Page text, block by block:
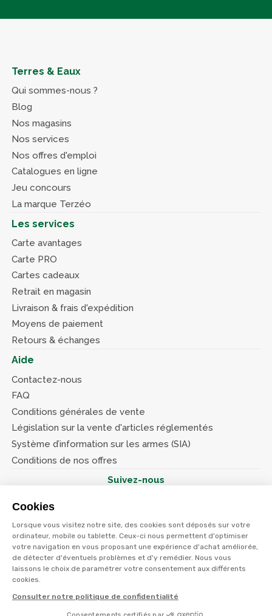
Cookies
Lorsque vous visitez notre site, des cookies sont déposés sur votre
ordinateur, mobile ou tablette. Ceux-ci nous permettent d'optimiser
votre navigation en vous proposant une expérience d'achat améliorée,
de détecter d'éventuels problèmes et d'y remédier. Nous vous
laissons le choix de paramétrer votre consentement aux différents
cookies.
Consulter notre politique de confidentialité
Terres & Eaux
Qui sommes-nous ?
Blog
Nos magasins
Nos services
Nos offres d'emploi
Catalogues en ligne
Jeu concours
La marque Terzéo
Les services
Carte avantages
Carte PRO
Cartes cadeaux
Retrait en magasin
Livraison & frais d'expédition
Moyens de paiement
Retours & échanges
Aide
Contactez-nous
FAQ
Conditions générales de vente
Législation sur la vente d'articles réglementés
Système d’information sur les armes (SIA)
Conditions de nos offres
Suivez-nous
© Terres et eaux 2026
Politique de confidentialité
Mentions légales
CGV